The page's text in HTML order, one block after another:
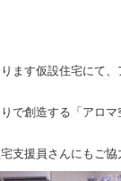
ます仮設住宅にて
で創造する「アロ
支援員さんにもご協